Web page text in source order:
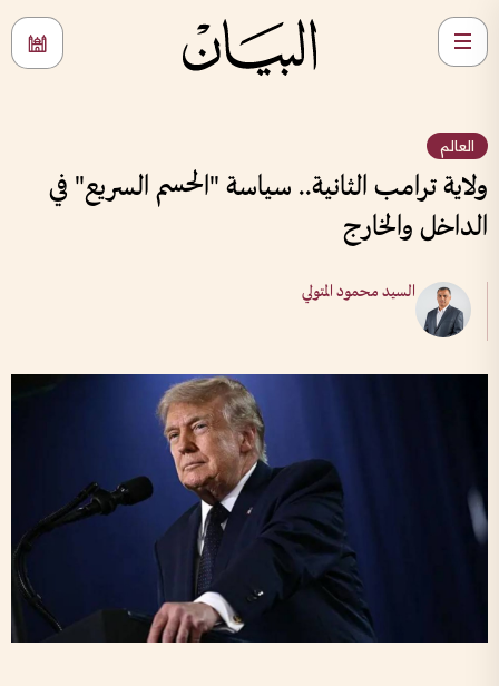
العالم
ولاية ترامب الثانية.. سياسة "الحسم السريع" في
الداخل والخارج
السيد محمود المتولي